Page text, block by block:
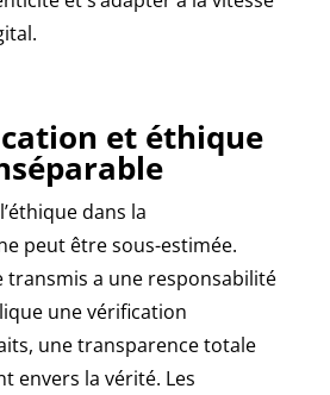
et éthique
dans la
peut être sous-estimée.
transmis a une responsabilité
une vérification
une transparence totale
envers la vérité. Les